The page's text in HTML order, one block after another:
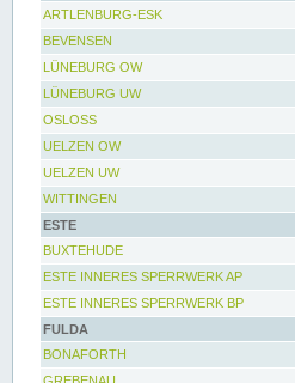
ARTLENBURG-ESK
BEVENSEN
LÜNEBURG OW
LÜNEBURG UW
OSLOSS
UELZEN OW
UELZEN UW
WITTINGEN
ESTE
BUXTEHUDE
ESTE INNERES SPERRWERK AP
ESTE INNERES SPERRWERK BP
FULDA
BONAFORTH